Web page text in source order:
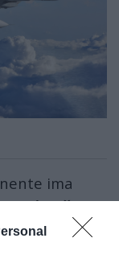
ima
protizračno
sisteme,
in